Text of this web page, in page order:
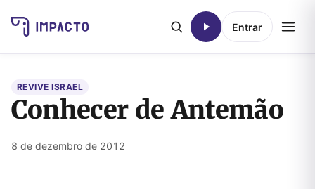
Entrar
REVIVE ISRAEL
Conhecer de Antemão
8 de dezembro de 2012